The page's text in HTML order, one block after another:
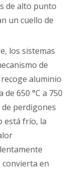
de alto punto
un cuello de
los sistemas
de
aluminio
650 °C a 750
de perdigones
está frío, la
convierta en